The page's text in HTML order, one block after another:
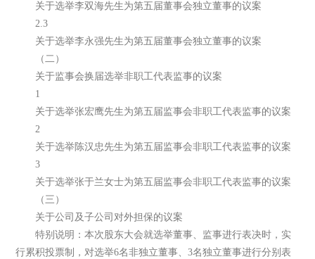
关于选举李双海先生为第五届董事会独立董事的议案
2.3
关于选举李永强先生为第五届董事会独立董事的议案
（二）
关于监事会换届选举非职工代表监事的议案
1
关于选举张宏鹰先生为第五届监事会非职工代表监事的议案
2
关于选举陈汉忠先生为第五届监事会非职工代表监事的议案
3
关于选举张于兰女士为第五届监事会非职工代表监事的议案
（三）
关于公司及子公司对外担保的议案
特别说明：本次股东大会就选举董事、监事进行表决时，实
行累积投票制，对选举6名非独立董事、3名独立董事进行分别表